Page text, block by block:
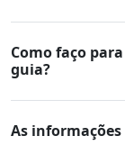
Como faço
guia?
As